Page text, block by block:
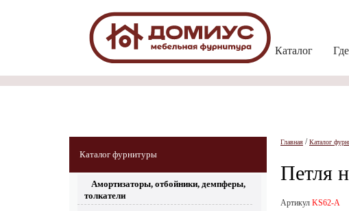
Каталог
Каталог фурнитуры
Амортизаторы, отбойники, демпферы,
толкатели
Главная /Каталог
Петля
Артикул KS62-А